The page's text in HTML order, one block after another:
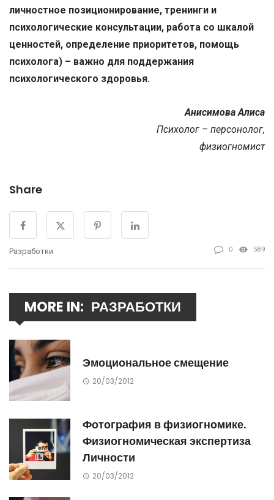
личностное позиционирование, тренинги и
психологические консультации, работа со шкалой
ценностей, определение приоритетов, помощь
психолога) – важно для поддержания
психологического здоровья.
Анисимова Алиса
Психолог – персонолог,
физиогномист
Share
Разработки 0 589
MORE IN: РАЗРАБОТКИ
Эмоциональное смещение
20/03/2012
Фотография в физиогномике.
Физиогномическая экспертиза
Личности
20/03/2012